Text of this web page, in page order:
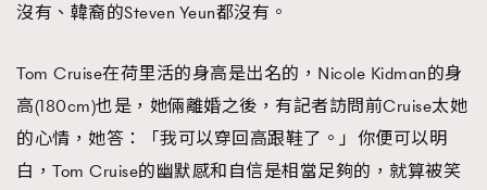
沒有、韓裔的Steven Yeun都沒有。
Tom Cruise在荷里活的身高是出名的，Nicole Kidman的身
高(180cm)也是，她倆離婚之後，有記者訪問前Cruise太她
的心情，她答：「我可以穿回高跟鞋了。」你便可以明
白，Tom Cruise的幽默感和自信是相當足夠的，就算被笑